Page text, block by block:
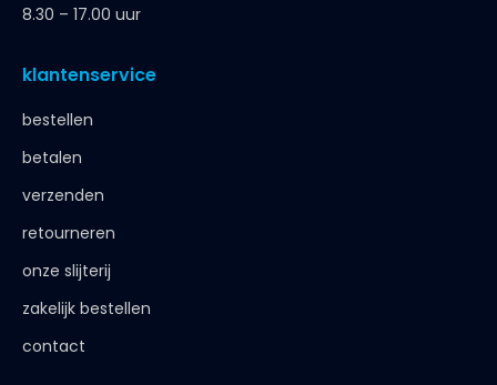
8.30 – 17.00 uur
klantenservice
bestellen
betalen
verzenden
retourneren
onze slijterij
zakelijk bestellen
contact